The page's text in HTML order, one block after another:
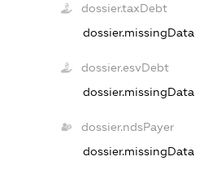
dossier.taxDebt
dossier.missingData
dossier.esvDebt
dossier.missingData
dossier.ndsPayer
dossier.missingData